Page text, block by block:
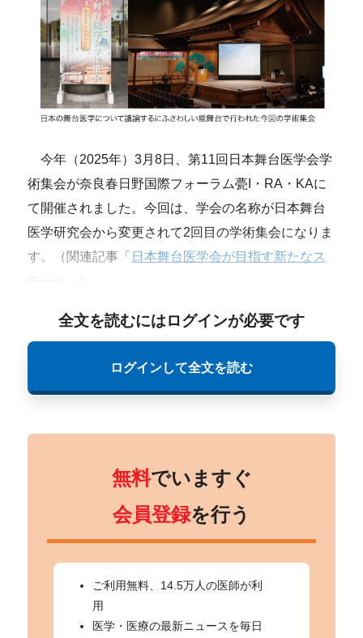
今年（2025年）3月8日、第11回日本舞台医学会学
術集会が奈良春日野国際フォーラム甍I・RA・KAに
て開催されました。今回は、学会の名称が日本舞台
医学研究会から変更されて2回目の学術集会になりま
す。（関連記事「 日本舞台医学会が目指す新たなス
テージ
全文を読むにはログインが必要です
ログインして全文を読む
無料でいますぐ
会員登録を行う
ご利用無料、14.5万人の医師が利
用
医学・医療の最新ニュースを毎日